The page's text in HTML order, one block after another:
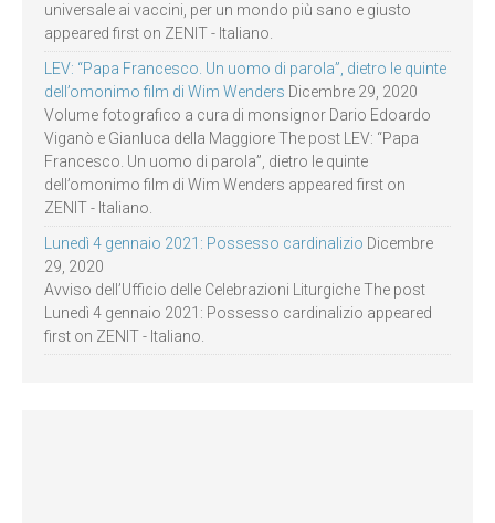
universale ai vaccini, per un mondo più sano e giusto
appeared first on ZENIT - Italiano.
LEV: “Papa Francesco. Un uomo di parola”, dietro le quinte
dell’omonimo film di Wim Wenders Dicembre 29, 2020
Volume fotografico a cura di monsignor Dario Edoardo
Viganò e Gianluca della Maggiore The post LEV: “Papa
Francesco. Un uomo di parola”, dietro le quinte
dell’omonimo film di Wim Wenders appeared first on
ZENIT - Italiano.
Lunedì 4 gennaio 2021: Possesso cardinalizio Dicembre
29, 2020
Avviso dell’Ufficio delle Celebrazioni Liturgiche The post
Lunedì 4 gennaio 2021: Possesso cardinalizio appeared
first on ZENIT - Italiano.